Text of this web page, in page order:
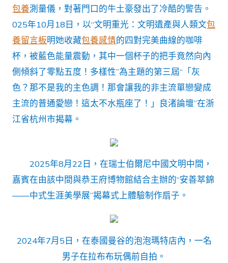
包養測量儀，對著門口的牛土豪發出了冷酷的警告。
025年10月18日，以“文明重光：文明遺產與人類文包
養留言板明她收藏包養感情的四對完美曲線的咖啡
杯，被藍色能量震動，其中一個杯子的把手竟然向內
側傾斜了零點五度！多樣性”為主題的第三屆“「灰
色？那不是我的主色調！那會讓我的非主流單戀變成
主流的普通愛戀！這太不水瓶座了！」良渚論壇”在浙
江省杭州市揭幕。
2025年8月22日，在瑞士伯爾尼中國文明中間，
嘉賓在由該中間與恭王府博物館結合主辦的“安善萃錦
——中式生涯美學展”揭幕式上體驗制作扇子。
2024年7月5日，在泰國曼谷的泡泡瑪特店內，一名
男子在拉布布玩偶前自拍。